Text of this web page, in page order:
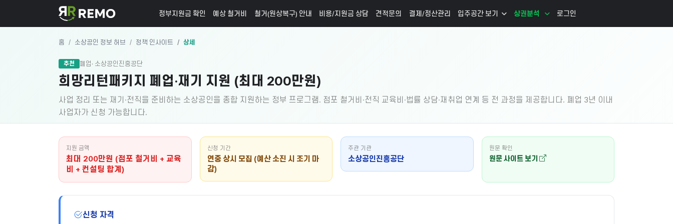
정부지원금 확인 예상 철거비 철거(원상복구) 안내 비용/지원금 상담 견적문의 결제/정산관리 입주공간 보기 상권분석 로그인
홈 소상공인 정보 허브 정책 인사이트 상세
추천 폐업 · 소상공인진흥공단
희망리턴패키지 폐업·재기 지원 (최대 200만원)
사업 정리 또는 재기·전직을 준비하는 소상공인을 종합 지원하는 정부 프로그램. 점포 철거비·전직 교육비·법률 상담·재취업 연계 등 전 과정을 제공합니다. 폐업 3년 이내
사업자가 신청 가능합니다.
지원 금액
최대 200만원 (점포 철거비 + 교육
비 + 컨설팅 합계)
신청 기간
연중 상시 모집 (예산 소진 시 조기 마
감)
주관 기관
소상공인진흥공단
원문 확인
원문 사이트 보기
신청 자격